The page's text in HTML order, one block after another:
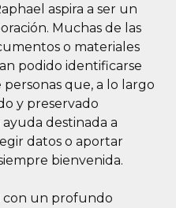
aspira a ser un
Muchas de las
o materiales
podido identificarse
que, a lo largo
y preservado
destinada a
datos o aportar
bienvenida.
con un profundo